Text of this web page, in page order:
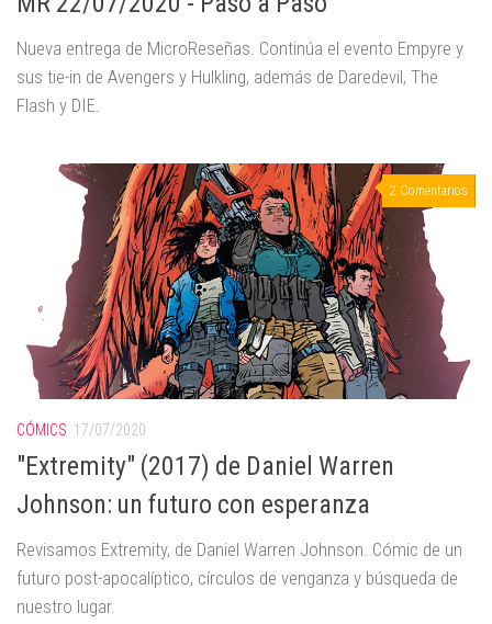
Nueva entrega de MicroReseñas. Continúa el evento Empyre y
sus tie-in de Avengers y Hulkling, además de Daredevil, The
Flash y DIE.
2 Comentarios
CÓMICS 17/07/2020
"Extremity" (2017) de Daniel Warren
Johnson: un futuro con esperanza
Revisamos Extremity, de Daniel Warren Johnson. Cómic de un
futuro post-apocalíptico, círculos de venganza y búsqueda de
nuestro lugar.